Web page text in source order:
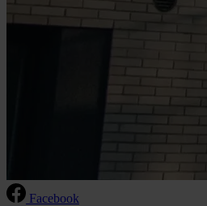
Facebook